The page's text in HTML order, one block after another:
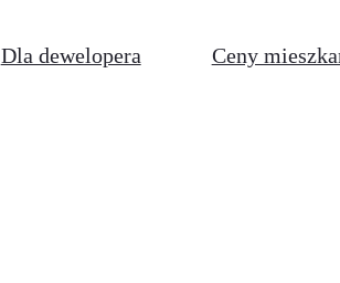
Dla dewelopera Ceny